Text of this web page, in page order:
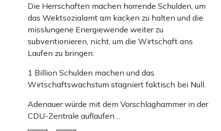
Die Herrschaften machen horrende Schulden, um
das Wektsozialamt am kacken zu halten und die
misslungene Energiewende weiter zu
subventionieren, nicht, um die Wirtschaft ans
Laufen zu bringen.
1 Billion Schulden machen und das
Wirtschaftswachstum stagniert faktisch bei Null.
Adenauer würde mit dem Vorschlaghammer in der
CDU-Zentrale auflaufen…